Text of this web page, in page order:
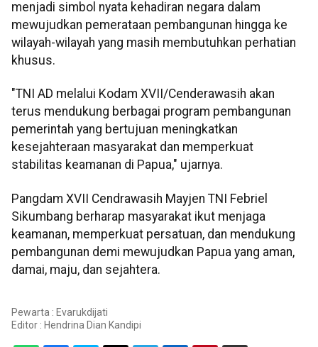
menjadi simbol nyata kehadiran negara dalam
mewujudkan pemerataan pembangunan hingga ke
wilayah-wilayah yang masih membutuhkan perhatian
khusus.
"TNI AD melalui Kodam XVII/Cenderawasih akan
terus mendukung berbagai program pembangunan
pemerintah yang bertujuan meningkatkan
kesejahteraan masyarakat dan memperkuat
stabilitas keamanan di Papua," ujarnya.
Pangdam XVII Cendrawasih Mayjen TNI Febriel
Sikumbang berharap masyarakat ikut menjaga
keamanan, memperkuat persatuan, dan mendukung
pembangunan demi mewujudkan Papua yang aman,
damai, maju, dan sejahtera.
Pewarta : Evarukdijati
Editor : Hendrina Dian Kandipi